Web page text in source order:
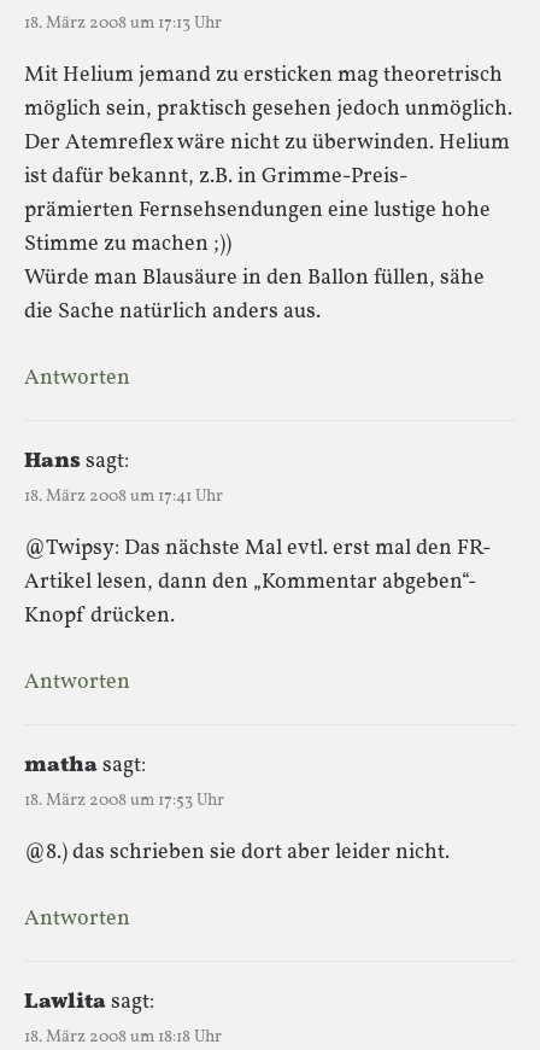
18. März 2008 um 17:13 Uhr
Mit Helium jemand zu ersticken mag theoretrisch
möglich sein, praktisch gesehen jedoch unmöglich.
Der Atemreflex wäre nicht zu überwinden. Helium
ist dafür bekannt, z.B. in Grimme-Preis-
prämierten Fernsehsendungen eine lustige hohe
Stimme zu machen ;))
Würde man Blausäure in den Ballon füllen, sähe
die Sache natürlich anders aus.
Antworten
Hanssagt:
18. März 2008 um 17:41 Uhr
@Twipsy: Das nächste Mal evtl. erst mal den FR-
Artikel lesen, dann den „Kommentar abgeben“-
Knopf drücken.
Antworten
mathasagt:
18. März 2008 um 17:53 Uhr
@8.) das schrieben sie dort aber leider nicht.
Antworten
Lawlitasagt:
18. März 2008 um 18:18 Uhr